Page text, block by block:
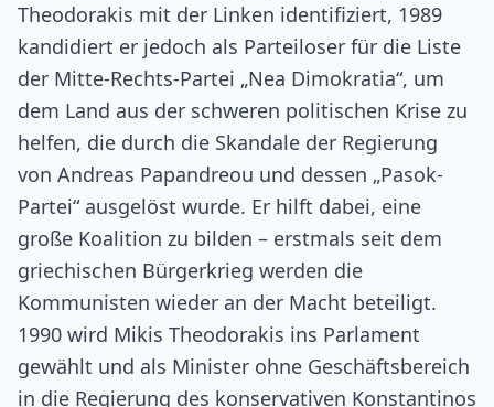
Theodorakis mit der Linken identifiziert, 1989
kandidiert er jedoch als Parteiloser für die Liste
der Mitte-Rechts-Partei „Nea Dimokratia“, um
dem Land aus der schweren politischen Krise zu
helfen, die durch die Skandale der Regierung
von Andreas Papandreou und dessen „Pasok-
Partei“ ausgelöst wurde. Er hilft dabei, eine
große Koalition zu bilden – erstmals seit dem
griechischen Bürgerkrieg werden die
Kommunisten wieder an der Macht beteiligt.
1990 wird Mikis Theodorakis ins Parlament
gewählt und als Minister ohne Geschäftsbereich
in die Regierung des konservativen Konstantinos